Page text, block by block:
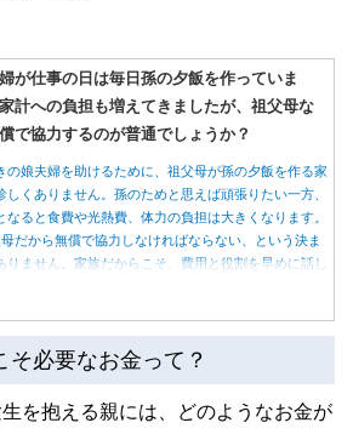
が仕事の日は毎日孫の夕飯を作っていま
計への負担も増えてきましたが、祖父母な
で協力するのが普通でしょうか？
の娘夫婦を助けるために、祖父母が孫の夕飯を作る家
しくありません。孫のためと思えば頑張りたい一方、
なると食費や光熱費、体力の負担は大きくなります。
だから無償で協力しなければならない、という決ま
りません。家族だからこそ、費用と役割を早めに話し
そ必要なお金って？
を抱える親には、どのようなお金が